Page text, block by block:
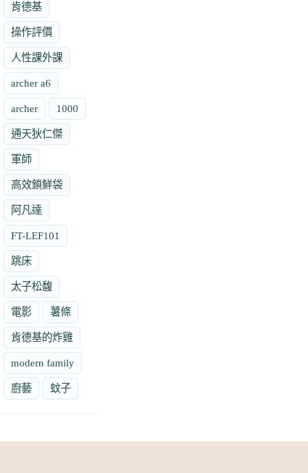
肯德基
操作評價
人性課外課
archer a6
archer 1000
通天狄仁傑
軍師
高效鎖鮮袋
阿凡達
FT-LEF101
跳床
太子松馥
電影 薯條
肯德基的炸雞
modern family
廚藝 蚊子